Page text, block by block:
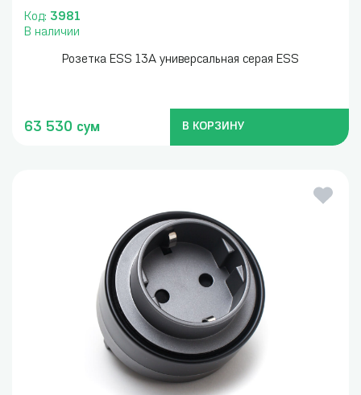
Код: 3981
В наличии
Розетка ESS 13A универсальная серая ESS
63 530 сум В КОРЗИНУ